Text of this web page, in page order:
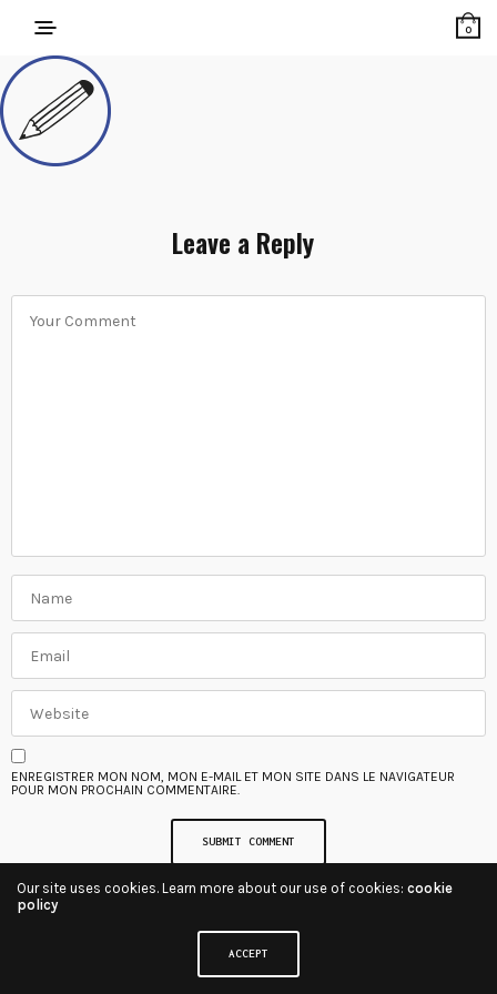
0
Leave a Reply
ENREGISTRER MON NOM, MON E-MAIL ET MON SITE DANS LE NAVIGATEUR
POUR MON PROCHAIN COMMENTAIRE.
Our site uses cookies. Learn more about our use of cookies: cookie
policy
ACCEPT